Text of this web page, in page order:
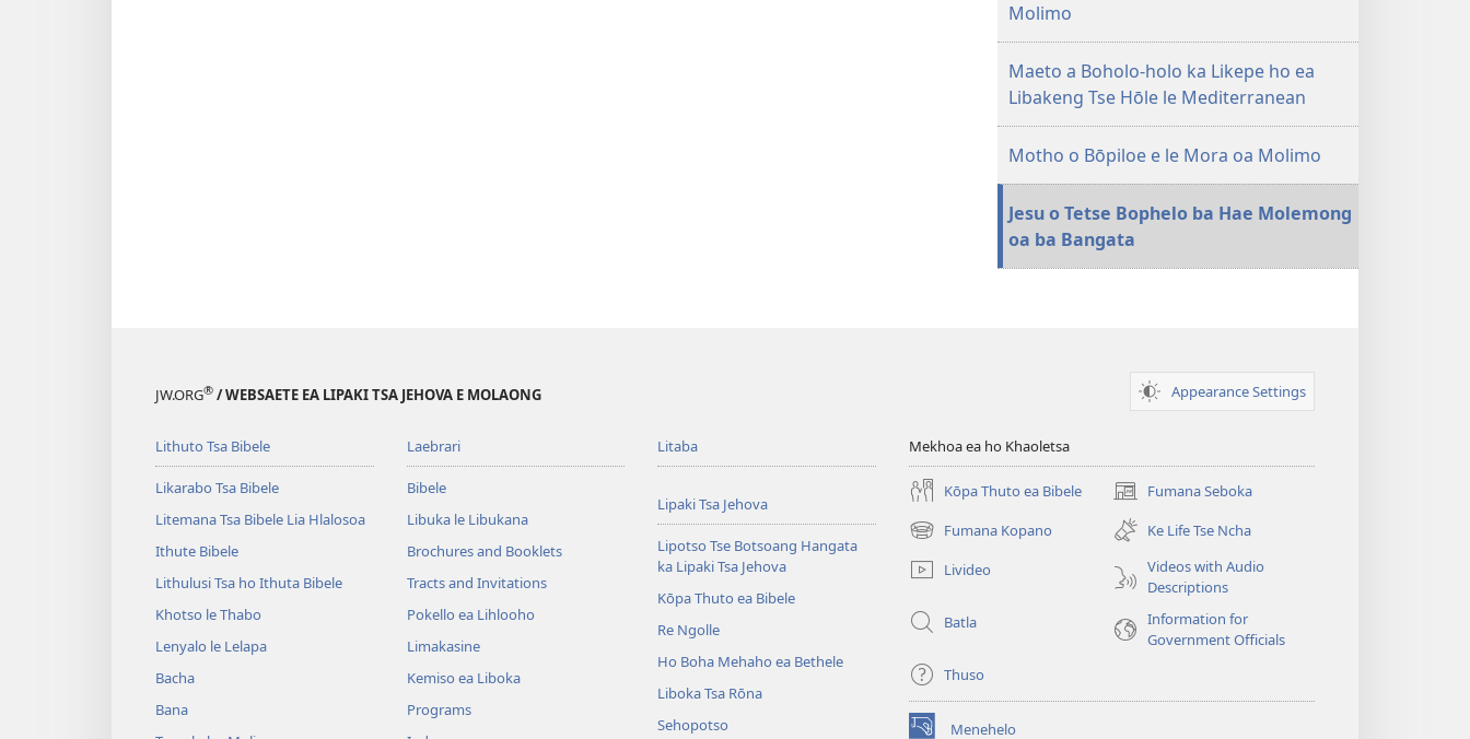
Molimo
Maeto a Boholo-holo ka Likepe ho ea
Libakeng Tse Hōle le Mediterranean
Motho o Bōpiloe e le Mora oa Molimo
Jesu o Tetse Bophelo ba Hae Molemong
oa ba Bangata
JW.ORG® / WEBSAETE EA LIPAKI TSA JEHOVA E MOLAONG Appearance Settings
Lithuto Tsa Bibele
Likarabo Tsa Bibele
Litemana Tsa Bibele Lia Hlalosoa
Ithute Bibele
Lithulusi Tsa ho Ithuta Bibele
Khotso le Thabo
Lenyalo le Lelapa
Bacha
Bana
Laebrari
Bibele
Libuka le Libukana
Brochures and Booklets
Tracts and Invitations
Pokello ea Lihlooho
Limakasine
Kemiso ea Liboka
Programs
Litaba
Lipaki Tsa Jehova
Lipotso Tse Botsoang Hangata
ka Lipaki Tsa Jehova
Kōpa Thuto ea Bibele
Re Ngolle
Ho Boha Mehaho ea Bethele
Liboka Tsa Rōna
Sehopotso
Mekhoa ea ho Khaoletsa
Kōpa Thuto ea Bibele Fumana Seboka
(opens
new
window)
Fumana Kopano
(opens
new
window)
Ke Life Tse Ncha
Livideo
Videos with Audio
Descriptions
Batla
Information for
Government Officials
Thuso
Menehelo